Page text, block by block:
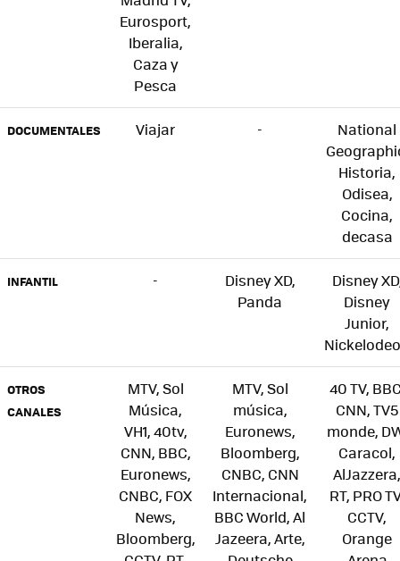
Eurosport,
Iberalia,
Caza y
Pesca
DOCUMENTALES Viajar -
National
Historia,
Odisea,
Cocina,
decasa
INFANTIL -
Disney XD,
Panda
Disney
Disney
Junior,
OTROS
CANALES
MTV, Sol
Música,
VH1, 40tv,
CNN, BBC,
Euronews,
CNBC, FOX
News,
Bloomberg,
MTV, Sol
música,
Euronews,
Bloomberg,
CNBC, CNN
Internacional,
BBC World, Al
Jazeera, Arte,
40 TV,
CNN, TV5
monde,
Caracol,
AlJazzera,
RT, PRO
CCTV,
Orange